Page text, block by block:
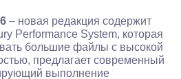
– новая редакция содержит
Performance System, которая
большие файлы с высокой
предлагает современный
выполнение